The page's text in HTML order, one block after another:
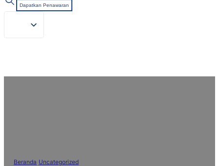
Dapatkan Penawaran
Beranda Uncategorized